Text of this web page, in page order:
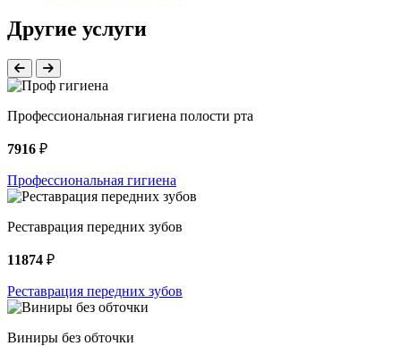
Другие услуги
Профессиональная гигиена полости рта
7916 ₽
Профессиональная гигиена
Реставрация передних зубов
11874 ₽
Реставрация передних зубов
Виниры без обточки